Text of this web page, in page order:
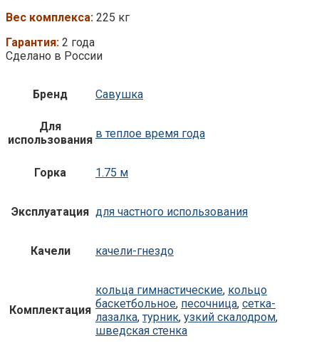
Вес комплекса: 225 кг
Гарантия: 2 года
Сделано в России
Бренд Савушка
Для
использования в теплое время года
Горка 1.75 м
Эксплуатация для частного использования
Качели качели-гнездо
Комплектация
кольца гимнастические, кольцо
баскетбольное, песочница, сетка-
лазалка, турник, узкий скалодром,
шведская стенка